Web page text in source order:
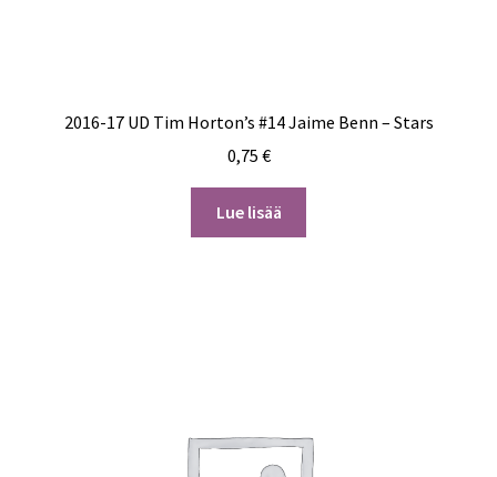
2016-17 UD Tim Horton’s #14 Jaime Benn – Stars
0,75 €
Lue lisää